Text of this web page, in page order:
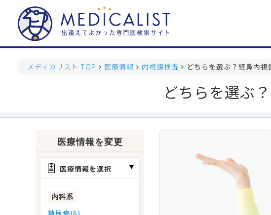
メディカリスト TOP 医療情報 内視鏡検査 どちらを選ぶ？経鼻内
どちらを選ぶ
医療情報を変更
医療情報を選択
内科系
糖尿病(6)